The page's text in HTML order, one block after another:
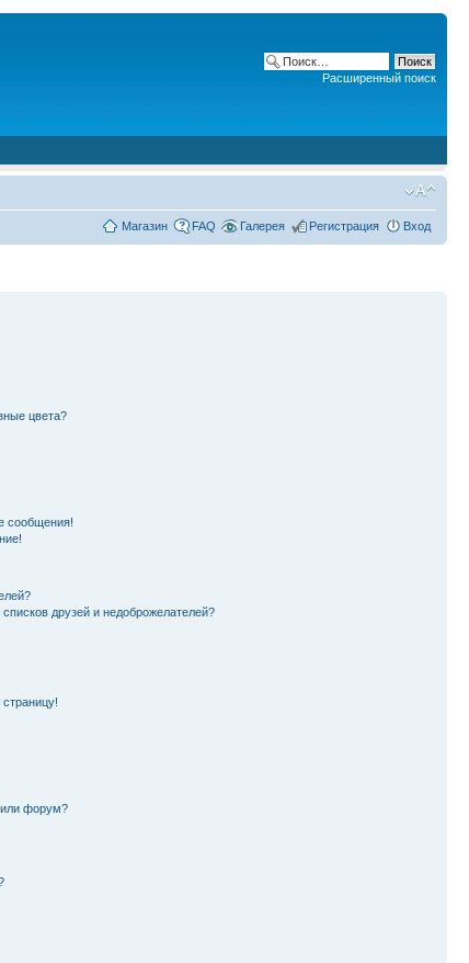
Расширенный поиск
Магазин FAQ Галерея Регистрация Вход
цвета?
сообщения!
друзей и недоброжелателей?
или форум?